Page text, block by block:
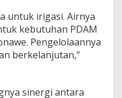
untuk irigasi. Airnya
kebutuhan PDAM
Pengelolaannya
berkelanjutan,”
sinergi antara